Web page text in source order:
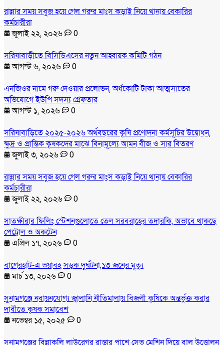
রান্নার সময় সবুজ হয়ে গেল গরুর মাংস কড়াই নিয়ে থানায় বেকারির
কর্মচারীরা
জুলাই ২২, ২০২৬
0
সরিষাবাড়ীতে বিসিডিএসের নতুন আহ্বায়ক কমিটি গঠন
আগস্ট ৬, ২০২৬
0
এনজিওর নামে গরু দেওয়ার প্রলোভন, অর্ধকোটি টাকা আত্মসাতের
অভিযোগে ইউপি সদস্য গ্রেফতার
আগস্ট ১, ২০২৬
0
সরিষাবাড়িতে ২০২৫-২০২৬ অর্থবছরের কৃষি প্রণোদনা কর্মসূচির উদ্বোধন,
ক্ষুদ্র ও প্রান্তিক কৃষকদের মাঝে বিনামূল্যে আমন বীজ ও সার বিতরণ
জুলাই ৩, ২০২৬
0
রান্নার সময় সবুজ হয়ে গেল গরুর মাংস কড়াই নিয়ে থানায় বেকারির
কর্মচারীরা
জুলাই ২২, ২০২৬
0
সাতক্ষীরার ফিলিং স্টেশনগুলোতে তেল সরবরাহের তদারকি, অভাবে থাকছে
পেট্রোল ও অকটেন
এপ্রিল ১৭, ২০২৬
0
বাগেরহাট-এ ভয়াবহ সড়ক দুর্ঘটনা,১৩ জনের মৃত্যু
মার্চ ১৩, ২০২৬
0
সুনামগঞ্জে নবায়নযোগ্য জ্বালানি নীতিমালায় বিজলী কৃষিকে অন্তর্ভুক্ত করার
দাবীতে কৃষক সমাবেশ
নভেম্বর ১৫, ২০২৫
0
সুনামগঞ্জের বিন্নাকুলি লাউরেগর রাস্তার পাশে সেভ মেশিন দিয়ে বালু উত্তোলন